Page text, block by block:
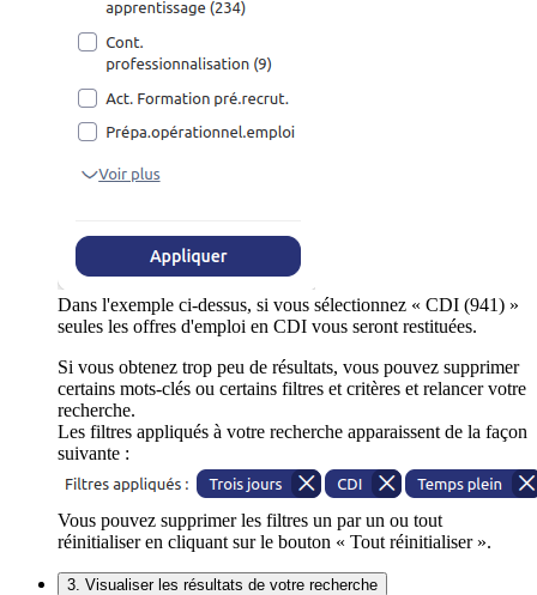
Dans l'exemple ci-dessus, si vous sélectionnez « CDI (941) »
seules les offres d'emploi en CDI vous seront restituées.
Si vous obtenez trop peu de résultats, vous pouvez supprimer
certains mots-clés ou certains filtres et critères et relancer votre
recherche.
Les filtres appliqués à votre recherche apparaissent de la façon
suivante :
Vous pouvez supprimer les filtres un par un ou tout
réinitialiser en cliquant sur le bouton « Tout réinitialiser ».
3. Visualiser les résultats de votre recherche